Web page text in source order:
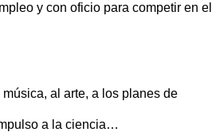
y con oficio para competir en el
al arte, a los planes de
a la ciencia…